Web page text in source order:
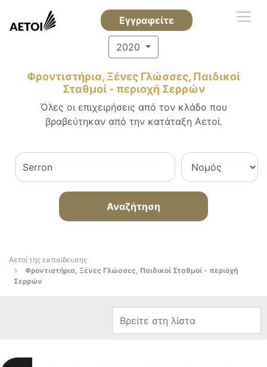
Εγγραφείτε
2020
Φροντιστήρια, Ξένες Γλώσσες, Παιδικοί
Σταθμοί - περιοχή Σερρών
Όλες οι επιχειρήσεις από τον κλάδο που
βραβεύτηκαν από την κατάταξη Αετοί.
Αναζήτηση
Αετοί της εκπαίδευσης
Φροντιστήρια, Ξένες Γλώσσες, Παιδικοί Σταθμοί - περιοχή
Σερρών